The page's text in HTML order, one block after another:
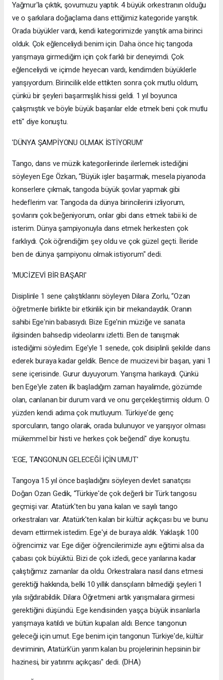
Yağmur'la çıktık, şovumuzu yaptık. 4 büyük orkestranın olduğu
ve o şarkılara doğaçlama dans ettiğimiz kategoride yarıştık.
Orada büyükler vardı, kendi kategorimizde yarıştık ama birinci
olduk. Çok eğlenceliydi benim için. Daha önce hiç tangoda
yarışmaya girmediğim için çok farklı bir deneyimdi. Çok
eğlenceliydi ve içimde heyecan vardı, kendimden büyüklerle
yarışıyordum. Birincilik elde ettikten sonra çok mutlu oldum,
çünkü bir şeyleri başarmışlık hissi geldi. 1 yıl boyunca
çalışmıştık ve böyle büyük başarılar elde etmek beni çok mutlu
etti" diye konuştu.
'DÜNYA ŞAMPİYONU OLMAK İSTİYORUM'
Tango, dans ve müzik kategorilerinde ilerlemek istediğini
söyleyen Ege Özkan, “Büyük işler başarmak, mesela piyanoda
konserlere çıkmak, tangoda büyük şovlar yapmak gibi
hedeflerim var. Tangoda da dünya birincilerini izliyorum,
şovlarını çok beğeniyorum, onlar gibi dans etmek tabii ki de
isterim. Dünya şampiyonuyla dans etmek herkesten çok
farklıydı. Çok öğrendiğim şey oldu ve çok güzel geçti. İleride
ben de dünya şampiyonu olmak istiyorum" dedi.
'MUCİZEVİ BİR BAŞARI'
Disiplinle 1 sene çalıştıklarını söyleyen Dilara Zorlu, “Ozan
öğretmenle birlikte bir etkinlik için bir mekandaydık. Oranın
sahibi Ege'nin babasıydı. Bize Ege'nin müziğe ve sanata
ilgisinden bahsedip videolarını izletti. Ben de tanışmak
istediğimi söyledim. Ege'yle 1 senede, çok disiplinli şekilde dans
ederek buraya kadar geldik. Bence de mucizevi bir başarı, yani 1
sene içerisinde. Gurur duyuyorum. Yarışma harikaydı. Çünkü
ben Ege'yle zaten ilk başladığım zaman hayalimde, gözümde
olan, canlanan bir durum vardı ve onu gerçekleştirmiş oldum. O
yüzden kendi adıma çok mutluyum. Türkiye'de genç
sporcuların, tango olarak, orada bulunuyor ve yarışıyor olması
mükemmel bir histi ve herkes çok beğendi" diye konuştu.
'EGE, TANGONUN GELECEĞİ İÇİN UMUT'
Tangoya 15 yıl önce başladığını söyleyen devlet sanatçısı
Doğan Ozan Gedik, “Türkiye'de çok değerli bir Türk tangosu
geçmişi var. Atatürk'ten bu yana kalan ve sayılı tango
orkestraları var. Atatürk'ten kalan bir kültür açıkçası bu ve bunu
devam ettirmek istedim. Ege'yi de buraya aldık. Yaklaşık 100
öğrencimiz var. Ege diğer öğrencilerimizle aynı eğitimi alsa da
çabası çok büyüktü. Bizi de çok izledi, gece yarılarına kadar
çalıştığımız zamanlar da oldu. Orkestralara nasıl dans etmesi
gerektiği hakkında, belki 10 yıllık dansçıların bilmediği şeyleri 1
yıla sığdırabildik. Dilara Öğretmeni artık yarışmalara girmesi
gerektiğini düşündü. Ege kendisinden yaşça büyük insanlarla
yarışmaya katıldı ve bütün kupaları aldı. Bence tangonun
geleceği için umut. Ege benim için tangonun Türkiye'de, kültür
devriminin, Atatürk'ün yarım kalan bu projelerinin hepsinin bir
hazinesi, bir yatırımı açıkçası" dedi. (DHA)